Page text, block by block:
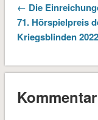
← Die
71. Hörspielpreis
Kriegsblinden 2022